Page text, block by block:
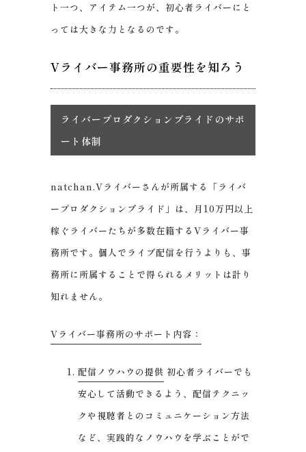
ト一つ、アイテム一つが、初心者ライバーにと
っては大きな力となるのです。
Vライバー事務所の重要性を知ろう
ライバープロダクションブライドのサポ
ート体制
natchan.Vライバーさんが所属する「ライバ
ープロダクションブライド」は、月10万円以上
稼ぐライバーたちが多数在籍するVライバー事
務所です。個人でライブ配信を行うよりも、事
務所に所属することで得られるメリットは計り
知れません。
Vライバー事務所のサポート内容：
配信ノウハウの提供 初心者ライバーでも
安心して活動できるよう、配信テクニッ
クや視聴者とのコミュニケーション方法
など、実践的なノウハウを学ぶことがで